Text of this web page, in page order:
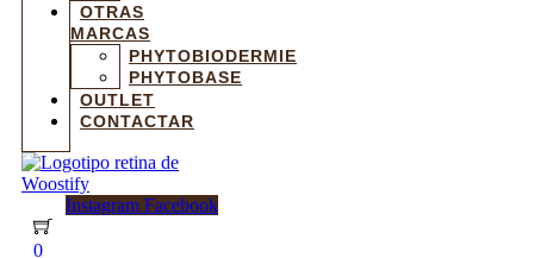
OTRAS
MARCAS
PHYTOBIODERMIE
PHYTOBASE
OUTLET
CONTACTAR
Instagram Facebook
0